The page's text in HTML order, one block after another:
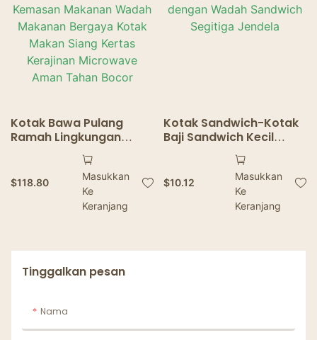
Kotak Bawa Pulang
Ramah Lingkungan
untuk Kemasan
Makanan Wadah
Makanan Bergaya
Kotak Makan Siang
Kertas Kerajinan
$118.80
Masukkan
Ke
Keranjang
Kotak Sandwich-Kotak
Baji Sandwich Kecil
dengan Wadah
Sandwich Segitiga
Jendela
$10.12
Masukkan
Ke
Keranjang
Tinggalkan pesan
Nama